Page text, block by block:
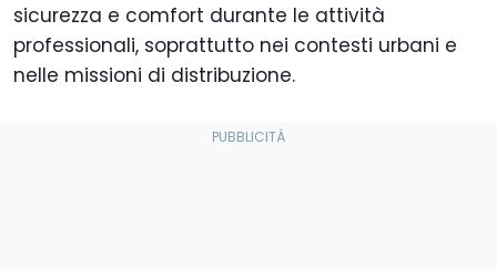
sicurezza e comfort durante le attività
professionali, soprattutto nei contesti urbani e
nelle missioni di distribuzione.